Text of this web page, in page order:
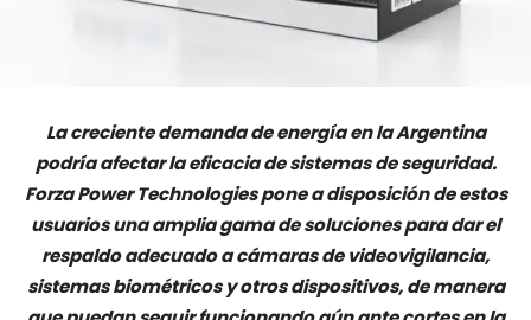
La creciente demanda de energía en la Argentina
podría afectar la eficacia de sistemas de seguridad.
Forza Power Technologies pone a disposición de estos
usuarios una amplia gama de soluciones para dar el
respaldo adecuado a cámaras de videovigilancia,
sistemas biométricos y otros dispositivos, de manera